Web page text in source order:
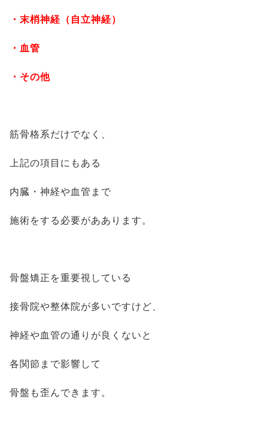
・末梢神経（自立神経）
・血管
・その他
筋骨格系だけでなく、
上記の項目にもある
内臓・神経や血管まで
施術をする必要がああります。
骨盤矯正を重要視している
接骨院や整体院が多いですけど、
神経や血管の通りが良くないと
各関節まで影響して
骨盤も歪んできます。